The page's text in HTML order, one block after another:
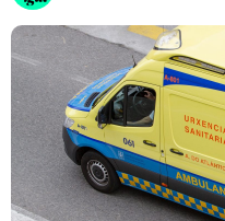
Sostenibilidad
Innova